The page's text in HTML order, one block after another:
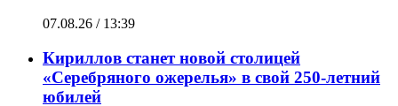
07.08.26 / 13:39
Кириллов станет новой столицей
«Серебряного ожерелья» в свой 250-летний
юбилей